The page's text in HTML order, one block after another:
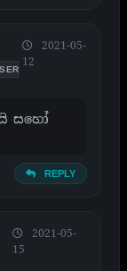
2021-05-
12
සහෝ
REPLY
2021-05-
15